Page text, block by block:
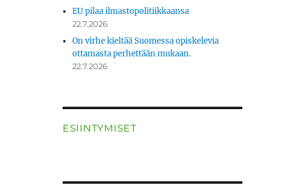
EU pilaa ilmastopolitiikkaansa
22.7.2026
On virhe kieltää Suomessa opiskelevia
ottamasta perhettään mukaan.
22.7.2026
ESIINTYMISET